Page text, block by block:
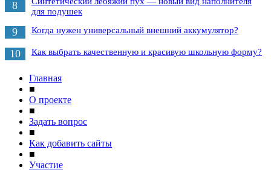
8
для подушек
9 Когда нужен универсальный внешний аккумулятор?
10 Как выбрать качественную и красивую школьную форму?
Главная
■
О проекте
■
Задать вопрос
■
Как добавить сайты
■
Участие